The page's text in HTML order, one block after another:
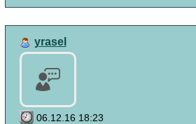
yrasel
06.12.16 18:23